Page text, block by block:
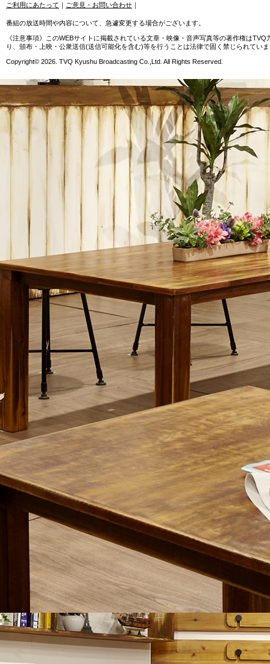
ご利用にあたって ｜ ご意見・お問い合わせ ｜
番組の放送時間や内容について、急遽変更する場合がございます。
《注意事項》このWEBサイトに掲載されている文章・映像・音声写真等の著作権は
り、頒布・上映・公衆送信(送信可能化を含む)等を行うことは法律で固く禁じられてい
Copyright© 2026. TVQ Kyushu Broadcasting Co.,Ltd. All Rights Reserved.